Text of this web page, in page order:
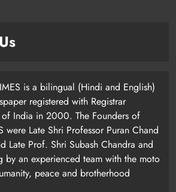
is a bilingual (Hindi and English)
registered with Registrar
of India in 2000. The Founders of
were Late Shri Professor Puran Chand
Late Prof. Shri Subash Chandra and
by an experienced team with the moto
peace and brotherhood